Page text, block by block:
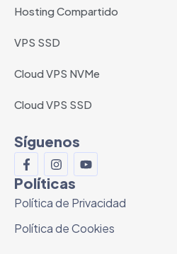
Hosting Compartido
VPS SSD
Cloud VPS NVMe
Cloud VPS SSD
Síguenos
Políticas
Política de Privacidad
Política de Cookies